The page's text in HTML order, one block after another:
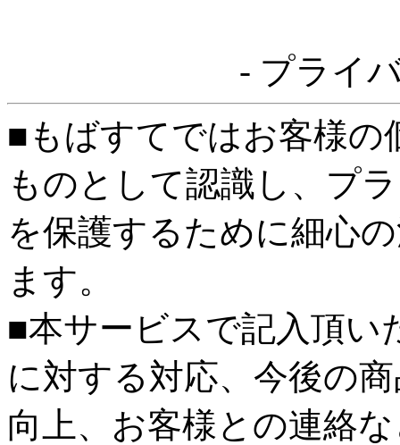
- プライ
■もばすてではお客様の
ものとして認識し、プ
を保護するために細心
ます。
■本サービスで記入頂い
に対する対応、今後の
向上、お客様との連絡